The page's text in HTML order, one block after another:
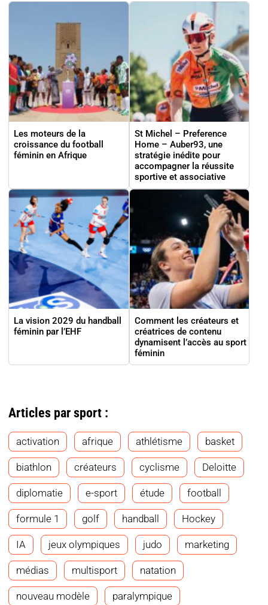
Les moteurs de la
croissance du football
féminin en Afrique
St Michel – Preference
Home – Auber93, une
stratégie inédite pour
accompagner la réussite
sportive et associative
La vision 2029 du handball
féminin par l’EHF
Comment les créateurs et
créatrices de contenu
dynamisent l’accès au sport
féminin
Articles par sport :
activation afrique athlétisme basket
biathlon créateurs cyclisme Deloitte
diplomatie e-sport étude football
formule 1 golf handball Hockey
IA jeux olympiques judo marketing
médias multisport natation
nouveau modèle paralympique